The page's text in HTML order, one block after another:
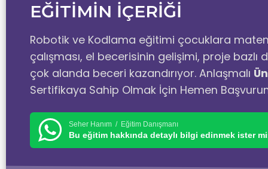
EĞİTİMİN İÇERİĞİ
Robotik ve Kodlama eğitimi çocuklara
çalışması, el becerisinin gelişimi, proje
çok alanda beceri kazandırıyor. Anlaşmalı
Sertifikaya Sahip Olmak İçin Hemen
Seher Hanım / Eğitim Danışmanı
Bu eğitim hakkında detaylı bilgi edinmek ister